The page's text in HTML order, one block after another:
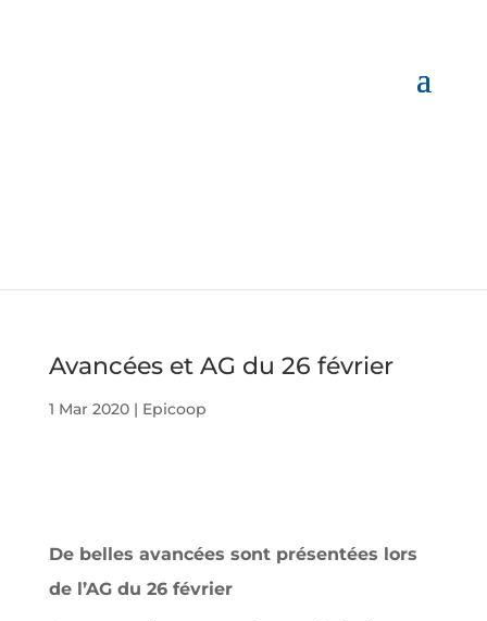
Avancées et AG du 26 février
1 Mar 2020| Epicoop
De belles avancées sont présentées lors
de l’AG du 26 février